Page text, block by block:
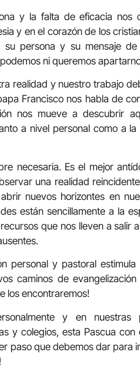
y la falta de eficacia nos
y en el corazón de los
su persona y su mensaje
ni queremos
realidad y nuestro trabajo
Francisco nos habla de
nos mueve a descubrir
a nivel personal como a
necesaria. Es el mejor
una realidad
nuevos horizontes en
están sencillamente a la
que nos lleven a salir
personal y pastoral
caminos de
los encontraremos!
y en nuestras
y colegios, esta Pascua
paso que debemos dar